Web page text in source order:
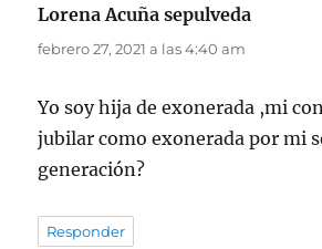
Lorena Acuña sepulveda
febrero 27, 2021 a las 4:40 am
Yo soy hija de exonerada ,mi
jubilar como exonerada por mi
generación?
Responder